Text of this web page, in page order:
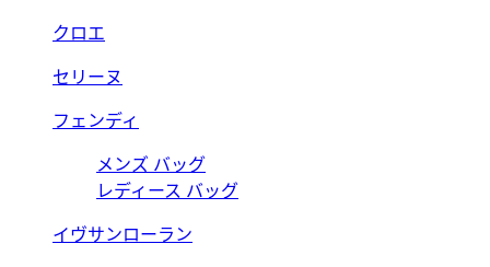
クロエ
セリーヌ
フェンディ
メンズ バッグ
レディース バッグ
イヴサンローラン